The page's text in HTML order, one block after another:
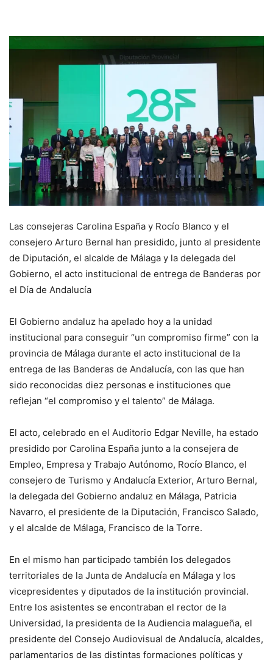
Las consejeras Carolina España y Rocío Blanco y el
consejero Arturo Bernal han presidido, junto al presidente
de Diputación, el alcalde de Málaga y la delegada del
Gobierno, el acto institucional de entrega de Banderas por
el Día de Andalucía
El Gobierno andaluz ha apelado hoy a la unidad
institucional para conseguir “un compromiso firme” con la
provincia de Málaga durante el acto institucional de la
entrega de las Banderas de Andalucía, con las que han
sido reconocidas diez personas e instituciones que
reflejan “el compromiso y el talento” de Málaga.
El acto, celebrado en el Auditorio Edgar Neville, ha estado
presidido por Carolina España junto a la consejera de
Empleo, Empresa y Trabajo Autónomo, Rocío Blanco, el
consejero de Turismo y Andalucía Exterior, Arturo Bernal,
la delegada del Gobierno andaluz en Málaga, Patricia
Navarro, el presidente de la Diputación, Francisco Salado,
y el alcalde de Málaga, Francisco de la Torre.
En el mismo han participado también los delegados
territoriales de la Junta de Andalucía en Málaga y los
vicepresidentes y diputados de la institución provincial.
Entre los asistentes se encontraban el rector de la
Universidad, la presidenta de la Audiencia malagueña, el
presidente del Consejo Audiovisual de Andalucía, alcaldes,
parlamentarios de las distintas formaciones políticas y